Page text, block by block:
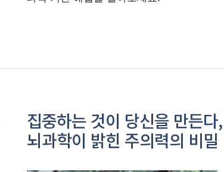
집중하는 것이 당신을 만든다,
뇌과학이 밝힌 주의력의 비밀